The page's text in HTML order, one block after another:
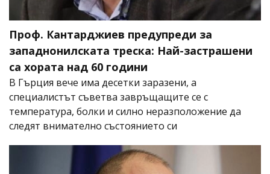
Проф. Кантарджиев предупреди за
западнонилската треска: Най-застрашени
са хората над 60 години
В Гърция вече има десетки заразени, а
специалистът съветва завръщащите се с
температура, болки и силно неразположение да
следят внимателно състоянието си